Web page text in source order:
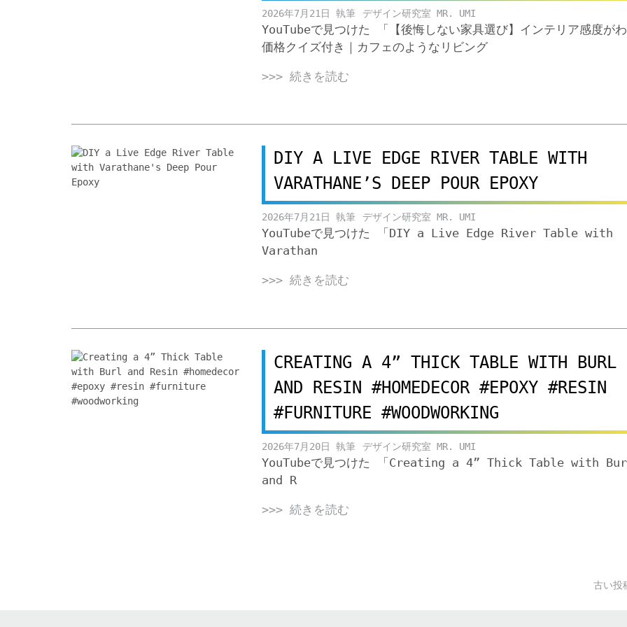
2026年7月21日 デザイン研究室 MR. UMI
YouTubeで見つけた 「【後悔しない家具選び】インテリア感度が
価格クイズ付き｜カフェのようなリビング
>>> 続きを読む
DIY A LIVE EDGE RIVER TABLE WITH
VARATHANE’S DEEP POUR EPOXY
2026年7月21日 デザイン研究室 MR. UMI
YouTubeで見つけた 「DIY a Live Edge River Table with
Varathan
>>> 続きを読む
CREATING A 4” THICK TABLE WITH BURL
AND RESIN #HOMEDECOR #EPOXY #RESIN
#FURNITURE #WOODWORKING
2026年7月20日 デザイン研究室 MR. UMI
YouTubeで見つけた 「Creating a 4” Thick Table with
and R
>>> 続きを読む
古い